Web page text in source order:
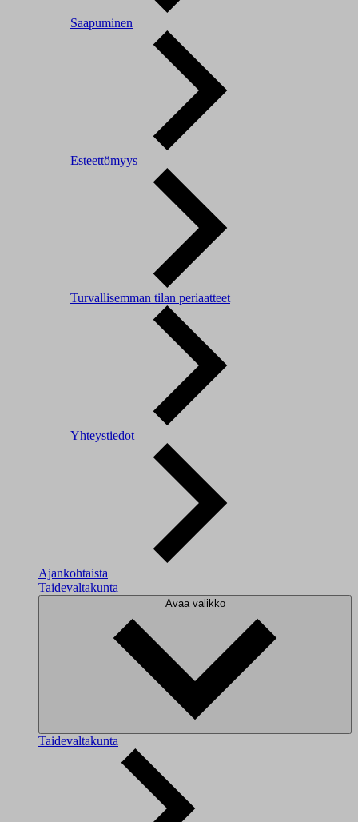
Saapuminen
Esteettömyys
Turvallisemman tilan periaatteet
Yhteystiedot
Ajankohtaista
Taidevaltakunta
Avaa valikko
Taidevaltakunta